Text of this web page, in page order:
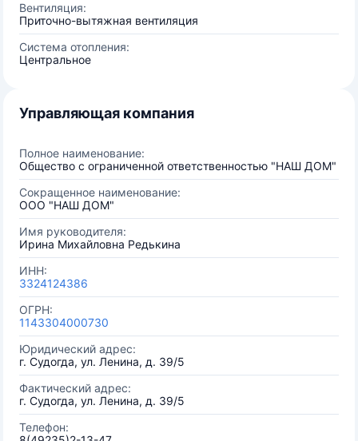
Вентиляция:
Приточно-вытяжная вентиляция
Система отопления:
Центральное
Управляющая компания
Полное наименование:
Общество с ограниченной ответственностью "НАШ ДОМ"
Сокращенное наименование:
ООО "НАШ ДОМ"
Имя руководителя:
Ирина Михайловна Редькина
ИНН:
3324124386
ОГРН:
1143304000730
Юридический адрес:
г. Судогда, ул. Ленина, д. 39/5
Фактический адрес:
г. Судогда, ул. Ленина, д. 39/5
Телефон: